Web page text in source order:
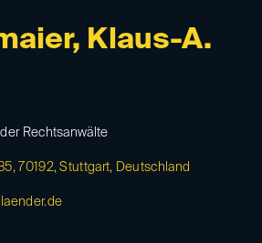
Klaus-A.
Rechtsanwälte
70192, Stuttgart, Deutschland